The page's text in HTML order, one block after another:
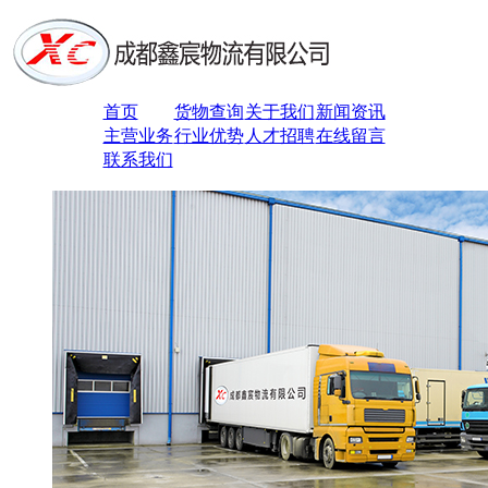
首页 货物查询关于我们新闻资讯
主营业务行业优势 人才招聘在线留言
联系我们